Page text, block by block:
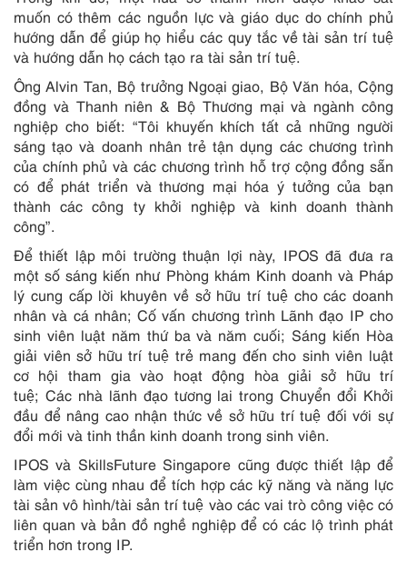
muốn có thêm các nguồn lực và giáo dục do chính phủ
hướng dẫn để giúp họ hiểu các quy tắc về tài sản trí tuệ
và hướng dẫn họ cách tạo ra tài sản trí tuệ.
Ông Alvin Tan, Bộ trưởng Ngoại giao, Bộ Văn hóa, Cộng
đồng và Thanh niên & Bộ Thương mại và ngành công
nghiệp cho biết: “Tôi khuyến khích tất cả những người
sáng tạo và doanh nhân trẻ tận dụng các chương trình
của chính phủ và các chương trình hỗ trợ cộng đồng sẵn
có để phát triển và thương mại hóa ý tưởng của bạn
thành các công ty khởi nghiệp và kinh doanh thành
công”.
Để thiết lập môi trường thuận lợi này, IPOS đã đưa ra
một số sáng kiến ​​như Phòng khám Kinh doanh và Pháp
lý cung cấp lời khuyên về sở hữu trí tuệ cho các doanh
nhân và cá nhân; Cố vấn chương trình Lãnh đạo IP cho
sinh viên luật năm thứ ba và năm cuối; Sáng kiến ​​Hòa
giải viên sở hữu trí tuệ trẻ mang đến cho sinh viên luật
cơ hội tham gia vào hoạt động hòa giải sở hữu trí
tuệ; Các nhà lãnh đạo tương lai trong Chuyển đổi Khởi
đầu để nâng cao nhận thức về sở hữu trí tuệ đối với sự
đổi mới và tinh thần kinh doanh trong sinh viên.
IPOS và SkillsFuture Singapore cũng được thiết lập để
làm việc cùng nhau để tích hợp các kỹ năng và năng lực
tài sản vô hình/tài sản trí tuệ vào các vai trò công việc có
liên quan và bản đồ nghề nghiệp để có các lộ trình phát
triển hơn trong IP.